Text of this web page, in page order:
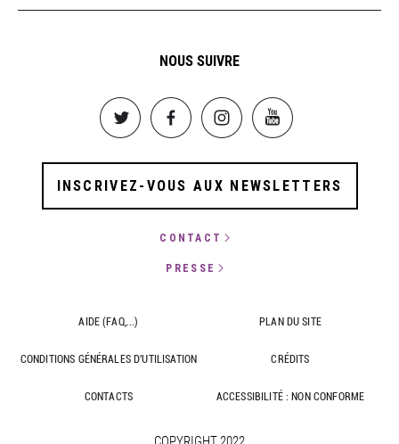
NOUS SUIVRE
Image Image Image Image
INSCRIVEZ-VOUS AUX NEWSLETTERS
CONTACT
PRESSE
AIDE (FAQ,...) PLAN DU SITE
CONDITIONS GÉNÉRALES D'UTILISATION CRÉDITS
CONTACTS ACCESSIBILITÉ : NON CONFORME